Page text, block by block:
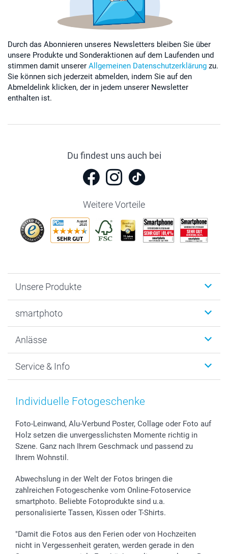
Durch das Abonnieren unseres Newsletters bleiben Sie über
unsere Produkte und Sonderaktionen auf dem Laufenden und
stimmen damit unserer Allgemeinen Datenschutzerklärung zu.
Sie können sich jederzeit abmelden, indem Sie auf den
Abmeldelink klicken, der in jedem unserer Newsletter
enthalten ist.
Du findest uns auch bei
Weitere Vorteile
Unsere Produkte
Fotogeschenke
MyNameBook
Fotoabzüge, Fotos als Buch & Poster
Zubehör & Material
Foto-Kalender & Agenden
Sticker & Etiketten
Geschenk-Gutscheine (PDF)
smartphoto
Warum smartphoto
Datenschutz
AGB
Presse
Partnerprogramme
Investor Relations
B2B smartbusiness
Widerrufsrecht
Anlässe
Neujahr
Muttertag
Kommunion & Konfirmation
Hochzeit
Geburtstag
Geburt
Zu allen Anlässen
Service & Info
Anmelden /Registrieren
Preise und Versandkosten
Lieferfristen
72h Lieferung
Zahlungsmöglichkeiten
Sitemap
Status der Bestellung
smartfriends
smartgarantie
smartbonus
Individuelle Fotogeschenke
Foto-Leinwand, Alu-Verbund Poster, Collage oder Foto auf
Holz setzen die unvergesslichsten Momente richtig in
Szene. Ganz nach Ihrem Geschmack und passend zu
Ihrem Wohnstil.
Abwechslung in der Welt der Fotos bringen die
zahlreichen Fotogeschenke vom Online-Fotoservice
smartphoto. Beliebte Fotoprodukte sind u.a.
personalisierte Tassen, Kissen oder T-Shirts.
"Damit die Fotos aus den Ferien oder von Hochzeiten
nicht in Vergessenheit geraten, werden gerade in den